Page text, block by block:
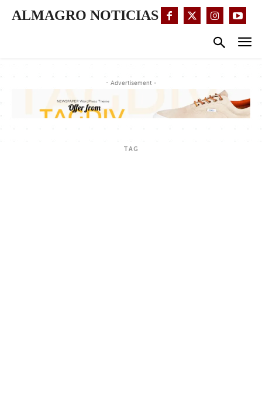
ALMAGRO NOTICIAS
- Advertisement -
TAG